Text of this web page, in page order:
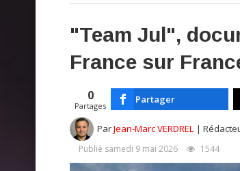
"Team Jul",
France sur
0
Partages
Partager
ParJean-Marc VERDREL |
Publié samedi 9 mai 2026 1544